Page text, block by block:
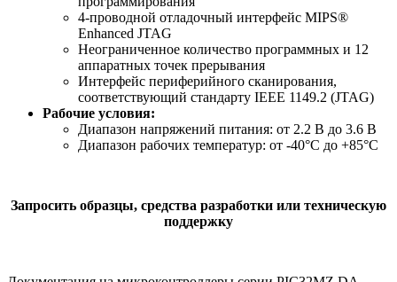
4-проводной отладочный интерфейс MIPS®
Enhanced JTAG
Неограниченное количество программных и 12
аппаратных точек прерывания
Интерфейс периферийного сканирования,
соответствующий стандарту IEEE 1149.2 (JTAG)
Рабочие условия:
Диапазон напряжений питания: от 2.2 В до 3.6 В
Диапазон рабочих температур: от -40°С до +85°С
Запросить образцы, средства разработки или техническую
поддержку